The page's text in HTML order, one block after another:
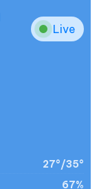
Live
27°/35°
67%